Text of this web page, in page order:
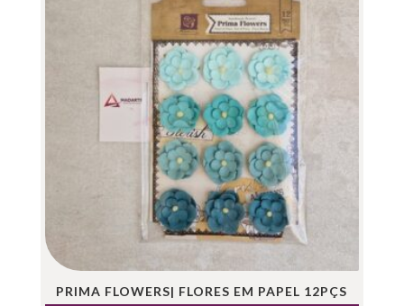
PRIMA FLOWERS| FLORES EM PAPEL 12PÇS